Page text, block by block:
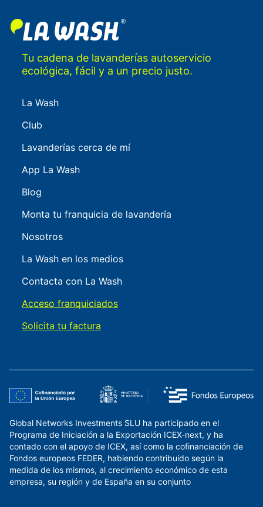
Tu cadena de lavanderías autoservicio
ecológica, fácil y a un precio justo.
La Wash
Club
Lavanderías cerca de mí
App La Wash
Blog
Monta tu franquicia de lavandería
Nosotros
La Wash en los medios
Contacta con La Wash
Acceso franquiciados
Solicita tu factura
Global Networks Investments SLU ha participado en el
Programa de Iniciación a la Exportación ICEX-next, y ha
contado con el apoyo de ICEX, así como la cofinanciación de
Fondos europeos FEDER, habiendo contribuido según la
medida de los mismos, al crecimiento económico de esta
empresa, su región y de España en su conjunto